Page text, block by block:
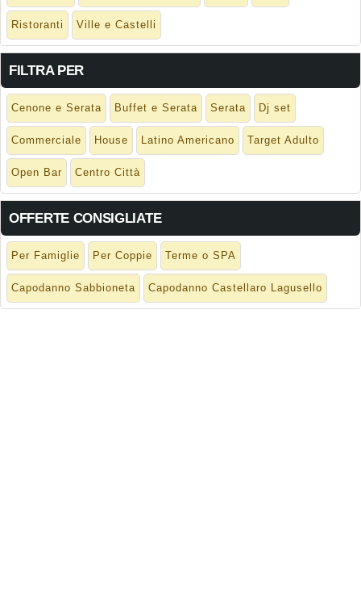
Ristoranti Ville e Castelli
FILTRA PER
Cenone e Serata Buffet e Serata Serata Dj set
Commerciale House Latino Americano Target Adulto
Open Bar Centro Città
OFFERTE CONSIGLIATE
Per Famiglie Per Coppie Terme o SPA
Capodanno Sabbioneta Capodanno Castellaro Lagusello